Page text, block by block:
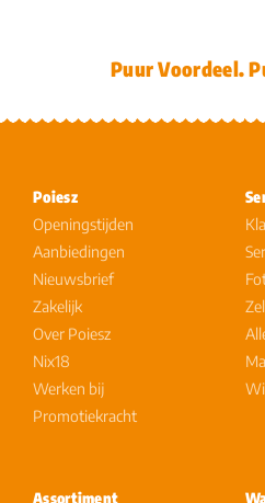
Puur Voordeel.
Poiesz
Openingstijden
Aanbiedingen
Nieuwsbrief
Zakelijk
Over Poiesz
Nix18
Werken bij
Promotiekracht
Assortiment